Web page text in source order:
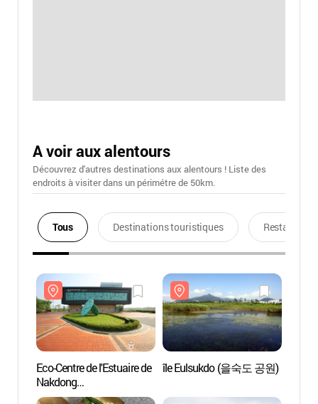
A voir aux alentours
Découvrez d'autres destinations aux alentours ! Liste des
endroits à visiter dans un périmétre de 50km.
Tous Destinations touristiques Restaurants
Eco-Centre de l'Estuaire de
Nakdong
(낙동강하구에코센터)
île Eulsukdo (을숙도 공원)